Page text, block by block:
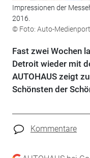
Impressionen der
2016.
© Foto: Auto-
Fast zwei Wochen
Detroit wieder mit
AUTOHAUS zeigt
Schönsten der
Kommentare